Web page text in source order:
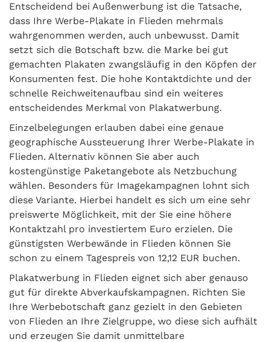
Entscheidend bei Außenwerbung ist die Tatsache,
dass Ihre Werbe-Plakate in Flieden mehrmals
wahrgenommen werden, auch unbewusst. Damit
setzt sich die Botschaft bzw. die Marke bei gut
gemachten Plakaten zwangsläufig in den Köpfen der
Konsumenten fest. Die hohe Kontaktdichte und der
schnelle Reichweitenaufbau sind ein weiteres
entscheidendes Merkmal von Plakatwerbung.
Einzelbelegungen erlauben dabei eine genaue
geographische Aussteuerung Ihrer Werbe-Plakate in
Flieden. Alternativ können Sie aber auch
kostengünstige Paketangebote als Netzbuchung
wählen. Besonders für Imagekampagnen lohnt sich
diese Variante. Hierbei handelt es sich um eine sehr
preiswerte Möglichkeit, mit der Sie eine höhere
Kontaktzahl pro investiertem Euro erzielen. Die
günstigsten Werbewände in Flieden können Sie
schon zu einem Tagespreis von 12,12 EUR buchen.
Plakatwerbung in Flieden eignet sich aber genauso
gut für direkte Abverkaufskampagnen. Richten Sie
Ihre Werbebotschaft ganz gezielt in den Gebieten
von Flieden an Ihre Zielgruppe, wo diese sich aufhält
und erzeugen Sie damit unmittelbare